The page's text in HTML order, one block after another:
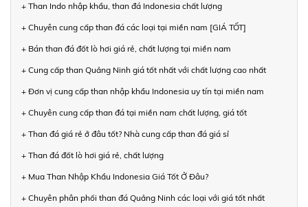
+ Than Indo nhập khẩu, than đá Indonesia chất lượng
+ Chuyên cung cấp than đá các loại tại miền nam [GIÁ TỐT]
+ Bán than đá đốt lò hơi giá rẻ, chất lượng tại miền nam
+ Cung cấp than Quảng Ninh giá tốt nhất với chất lượng cao nhất
+ Đơn vị cung cấp than nhập khẩu Indonesia uy tín tại miền nam
+ Chuyên cung cấp than đá tại miền nam chất lượng, giá tốt
+ Than đá giá rẻ ở đâu tốt? Nhà cung cấp than đá giá sỉ
+ Than đá đốt lò hơi giá rẻ, chất lượng
+ Mua Than Nhập Khẩu Indonesia Giá Tốt Ở Đâu?
+ Chuyên phân phối than đá Quảng Ninh các loại với giá tốt nhất